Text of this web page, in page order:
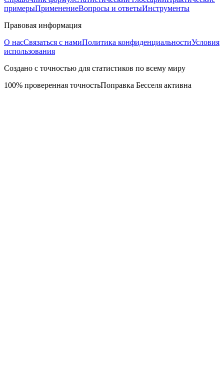
примерыПрименениеВопросы и ответыИнструменты
Правовая информация
О насСвязаться с намиПолитика конфиденциальностиУсловия
использования
Создано с точностью для статистиков по всему миру
100% проверенная точностьПоправка Бесселя активна